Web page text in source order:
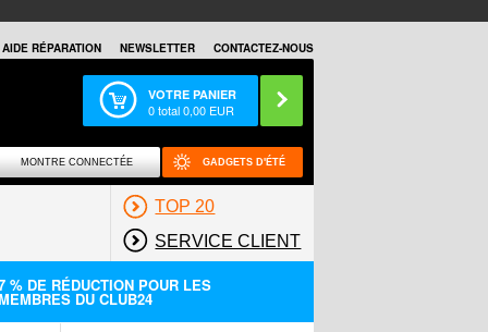
AIDE RÉPARATION NEWSLETTER CONTACTEZ-NOUS
VOTRE PANIER
0total0,00 EUR
MONTRE CONNECTÉE GADGETS D'ÉTÉ
TOP 20
SERVICE CLIENT
% DE RÉDUCTION POUR LES
DU CLUB24